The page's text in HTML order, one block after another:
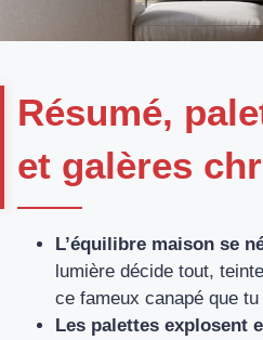
Résumé,
et galères
L’équilibre maison se
lumière décide tout,
ce fameux canapé que
Les palettes explosent